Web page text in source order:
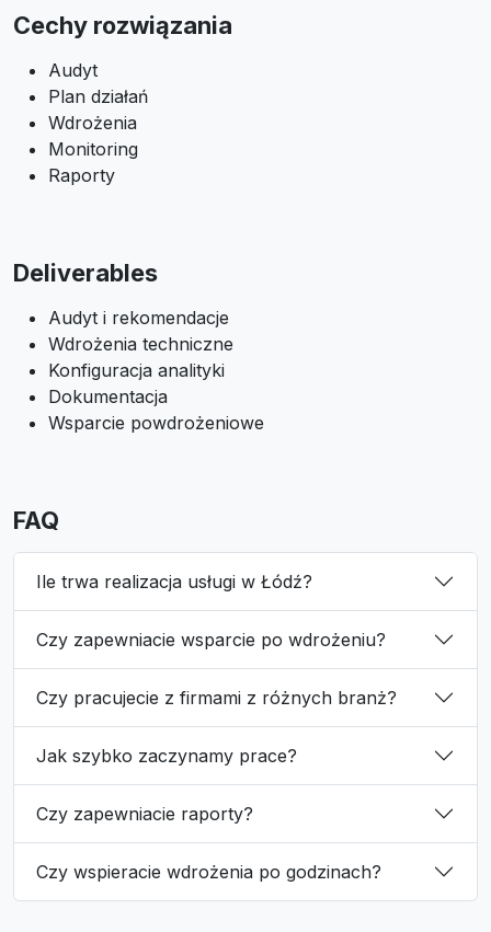
Cechy rozwiązania
Audyt
Plan działań
Wdrożenia
Monitoring
Raporty
Deliverables
Audyt i rekomendacje
Wdrożenia techniczne
Konfiguracja analityki
Dokumentacja
Wsparcie powdrożeniowe
FAQ
Ile trwa realizacja usługi w Łódź?
Czy zapewniacie wsparcie po wdrożeniu?
Czy pracujecie z firmami z różnych branż?
Jak szybko zaczynamy prace?
Czy zapewniacie raporty?
Czy wspieracie wdrożenia po godzinach?